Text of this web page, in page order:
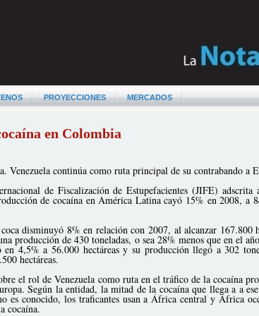
PROYECCIONES MERCADOS
en Colombia
Venezuela continúa como ruta principal de su contrabando a
de Fiscalización de Estupefacientes (JIFE) adscrita
de cocaína en América Latina cayó 15% en 2008, a
disminuyó 8% en relación con 2007, al alcanzar 167.800
producción de 430 toneladas, o sea 28% menos que en el
en 4,5% a 56.000 hectáreas y su producción llegó a 302
hectáreas.
el rol de Venezuela como ruta en el tráfico de la cocaína
Según la entidad, la mitad de la cocaína que llega a a
es conocido, los traficantes usan a África central y África
cocaína.